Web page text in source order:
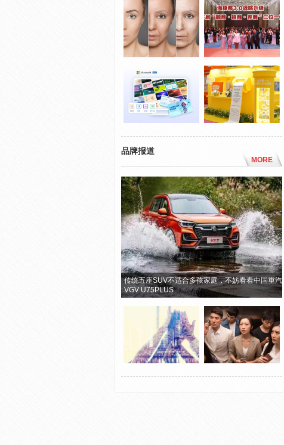
品牌报道
MORE
传统五座SUV不适合多孩家庭，不妨看看中国重汽
VGV U75PLUS